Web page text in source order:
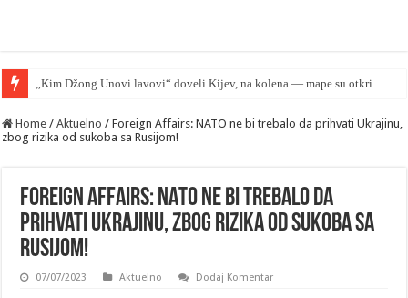
Home / Aktuelno / Foreign Affairs: NATO ne bi trebalo da prihvati Ukrajinu,
zbog rizika od sukoba sa Rusijom!
Foreign Affairs: NATO ne bi trebalo da
prihvati Ukrajinu, zbog rizika od sukoba sa
Rusijom!
07/07/2023 Aktuelno Dodaj Komentar